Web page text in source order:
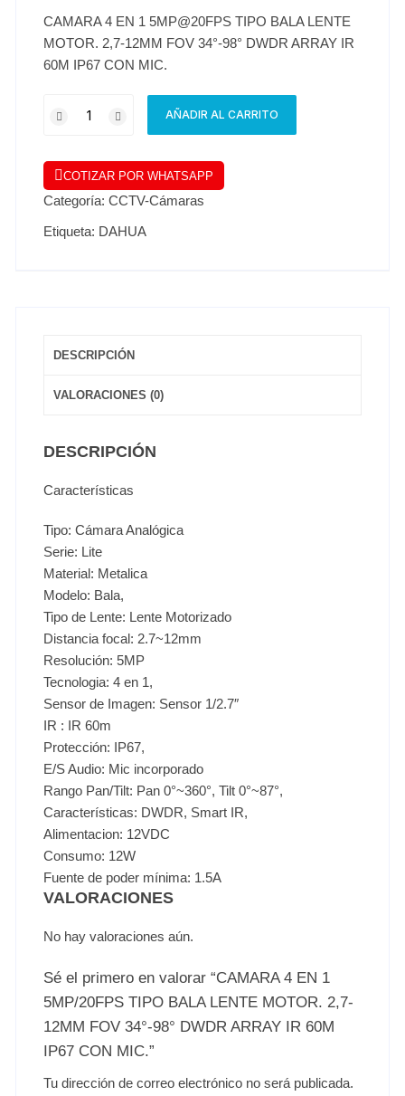
CAMARA 4 EN 1 5MP@20FPS TIPO BALA LENTE
MOTOR. 2,7-12MM FOV 34°-98° DWDR ARRAY IR
60M IP67 CON MIC.
AÑADIR AL CARRITO
COTIZAR POR WHATSAPP
Categoría:CCTV-Cámaras
Etiqueta: DAHUA
DESCRIPCIÓN
VALORACIONES (0)
DESCRIPCIÓN
Características
Tipo: Cámara Analógica
Serie: Lite
Material: Metalica
Modelo: Bala,
Tipo de Lente: Lente Motorizado
Distancia focal: 2.7~12mm
Resolución: 5MP
Tecnologia: 4 en 1,
Sensor de Imagen: Sensor 1/2.7″
IR : IR 60m
Protección: IP67,
E/S Audio: Mic incorporado
Rango Pan/Tilt: Pan 0°~360°, Tilt 0°~87°,
Características: DWDR, Smart IR,
Alimentacion: 12VDC
Consumo: 12W
Fuente de poder mínima: 1.5A
VALORACIONES
No hay valoraciones aún.
Sé el primero en valorar “CAMARA 4 EN 1
5MP/20FPS TIPO BALA LENTE MOTOR. 2,7-
12MM FOV 34°-98° DWDR ARRAY IR 60M
IP67 CON MIC.”
Tu dirección de correo electrónico no será publicada.